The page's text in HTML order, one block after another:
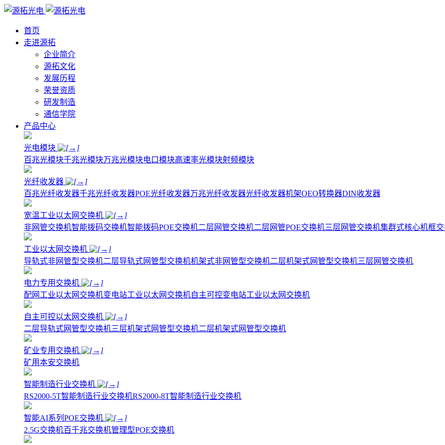
首页
走进源拓
企业简介
源拓文化
发展历程
荣誉资质
研发制造
通信学院
产品中心
光电模块
百兆光模块千兆光模块万兆光模块电口模块高速率光模块射频模块
光纤收发器
百兆光纤收发器千兆光纤收发器POE光纤收发器万兆光纤收发器光纤收发器机架OEO转换器DIN收发器
宽温工业以太网交换机
非网管交换机智能拨码交换机智能拨码POE交换机二层网管交换机二层网管POE交换机三层网管交换机集群式核心机框
工业以太网交换机
导轨式非网管型交换机二层导轨式网管型交换机机架式非网管型交换机二层机架式网管型交换机三层网管交换机
电力专用交换机
配网工业以太网交换机变电站工业以太网交换机自主可控变电站工业以太网交换机
自主可控以太网交换机
二层导轨式网管型交换机三层机架式网管型交换机二层机架式网管型交换机
矿业专用交换机
矿用本安交换机
智能制造行业交换机
RS2000-5T智能制造行业交换机RS2000-8T智能制造行业交换机
智能AI系列POE交换机
2.5G交换机百千兆交换机管理型POE交换机